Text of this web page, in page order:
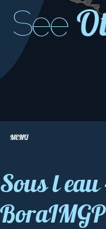
See
MENU
Sous l